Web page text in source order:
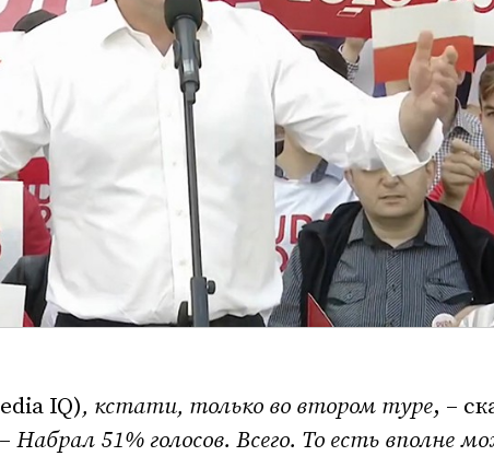
IQ), кстати, только во втором туре, –
Набрал 51% голосов. Всего. То есть вполне